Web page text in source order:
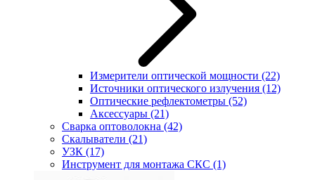
Измерители оптической мощности (22)
Источники оптического излучения (12)
Оптические рефлектометры (52)
Аксессуары (21)
Сварка оптоволокна (42)
Скалыватели (21)
УЗК (17)
Инструмент для монтажа СКС (1)